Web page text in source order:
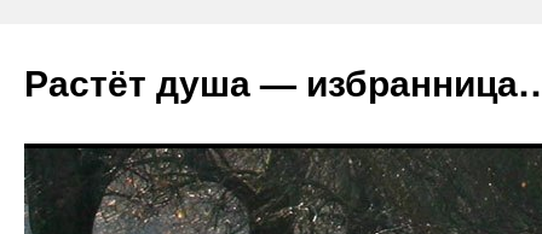
Растёт душа —